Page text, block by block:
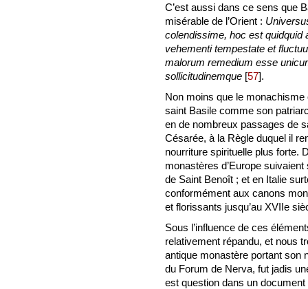
C’est aussi dans ce sens que
misérable de l’Orient :
colendissime, hoc est
vehementi tempestate et
malorum remedium esse
sollicitudinemque [57].
Non moins que le
saint Basile comme son
en de nombreux passages de
Césarée, à la Règle duquel il
nourriture spirituelle plus forte.
monastères d’Europe
de Saint Benoît ; et en Italie
conformément aux canons
et florissants jusqu’au XVIIe
Sous l’influence de ces
relativement répandu, et nous
antique monastère portant son
du Forum de Nerva, fut jadis
est question dans un document